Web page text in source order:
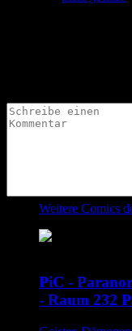
Weitere Comics
PiC -
- Raum 232